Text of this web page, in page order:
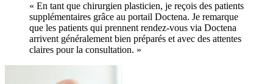
« En tant que chirurgien plasticien, je reçois des patients
supplémentaires grâce au portail Doctena. Je remarque
que les patients qui prennent rendez-vous via Doctena
arrivent généralement bien préparés et avec des attentes
claires pour la consultation. »